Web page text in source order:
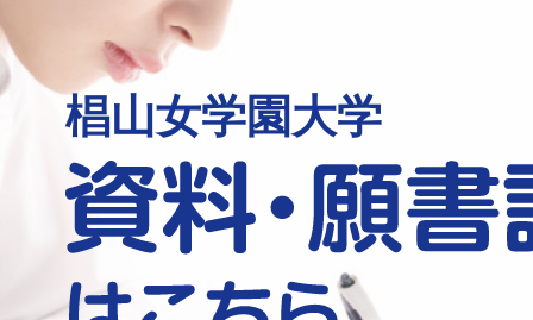
椙山女学園大学